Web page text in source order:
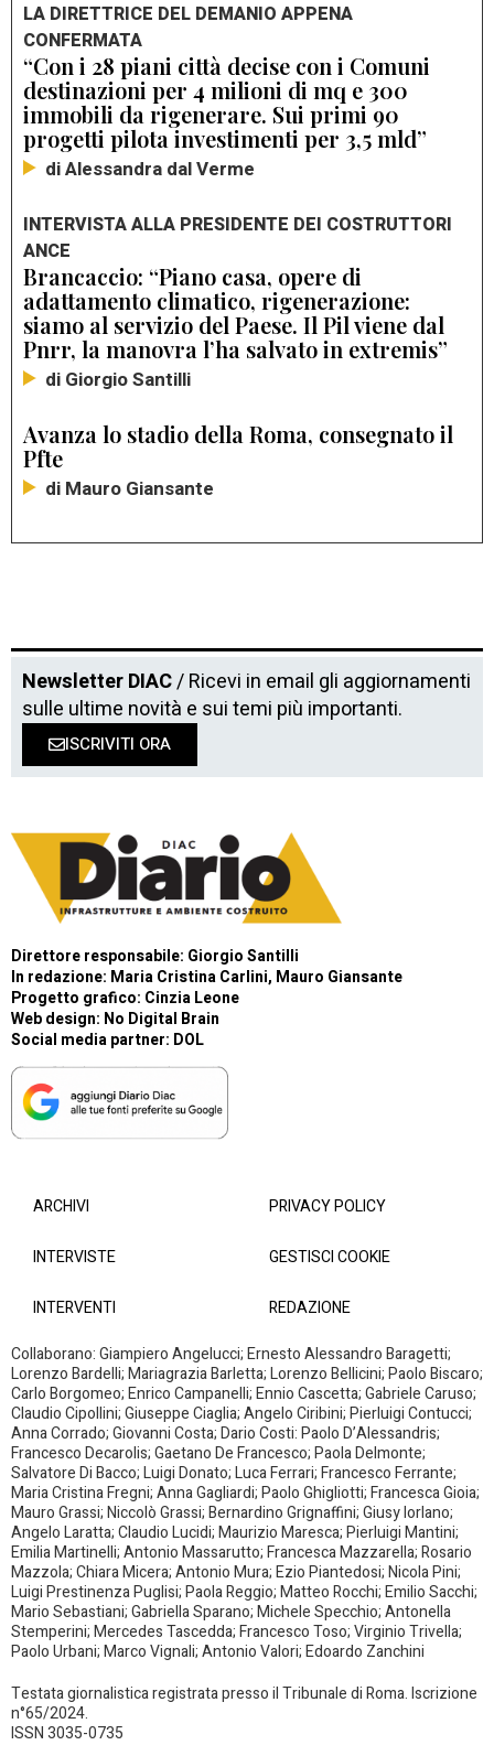
LA DIRETTRICE DEL DEMANIO APPENA
CONFERMATA
“Con i 28 piani città decise con i Comuni
destinazioni per 4 milioni di mq e 300
immobili da rigenerare. Sui primi 90
progetti pilota investimenti per 3,5 mld”
di Alessandra dal Verme
INTERVISTA ALLA PRESIDENTE DEI COSTRUTTORI
ANCE
Brancaccio: “Piano casa, opere di
adattamento climatico, rigenerazione:
siamo al servizio del Paese. Il Pil viene dal
Pnrr, la manovra l’ha salvato in extremis”
di Giorgio Santilli
Avanza lo stadio della Roma, consegnato il
Pfte
di Mauro Giansante
Newsletter DIAC/ Ricevi in email gli aggiornamenti
sulle ultime novità e sui temi più importanti.
ISCRIVITI ORA
Direttore responsabile: Giorgio Santilli
In redazione: Maria Cristina Carlini, Mauro Giansante
Progetto grafico: Cinzia Leone
Web design: No Digital Brain
Social media partner: DOL
ARCHIVI
INTERVISTE
INTERVENTI
PRIVACY POLICY
GESTISCI COOKIE
REDAZIONE
Collaborano: Giampiero Angelucci; Ernesto Alessandro Baragetti;
Lorenzo Bardelli; Mariagrazia Barletta; Lorenzo Bellicini; Paolo Biscaro;
Carlo Borgomeo; Enrico Campanelli; Ennio Cascetta; Gabriele Caruso;
Claudio Cipollini; Giuseppe Ciaglia; Angelo Ciribini; Pierluigi Contucci;
Anna Corrado; Giovanni Costa; Dario Costi: Paolo D’Alessandris;
Francesco Decarolis; Gaetano De Francesco; Paola Delmonte;
Salvatore Di Bacco; Luigi Donato; Luca Ferrari; Francesco Ferrante;
Maria Cristina Fregni; Anna Gagliardi; Paolo Ghigliotti; Francesca Gioia;
Mauro Grassi; Niccolò Grassi; Bernardino Grignaffini; Giusy Iorlano;
Angelo Laratta; Claudio Lucidi; Maurizio Maresca; Pierluigi Mantini;
Emilia Martinelli; Antonio Massarutto; Francesca Mazzarella; Rosario
Mazzola; Chiara Micera; Antonio Mura; Ezio Piantedosi; Nicola Pini;
Luigi Prestinenza Puglisi; Paola Reggio; Matteo Rocchi; Emilio Sacchi;
Mario Sebastiani; Gabriella Sparano; Michele Specchio; Antonella
Stemperini; Mercedes Tascedda; Francesco Toso; Virginio Trivella;
Paolo Urbani; Marco Vignali; Antonio Valori; Edoardo Zanchini
Testata giornalistica registrata presso il Tribunale di Roma. Iscrizione
n°65/2024.
ISSN 3035-0735